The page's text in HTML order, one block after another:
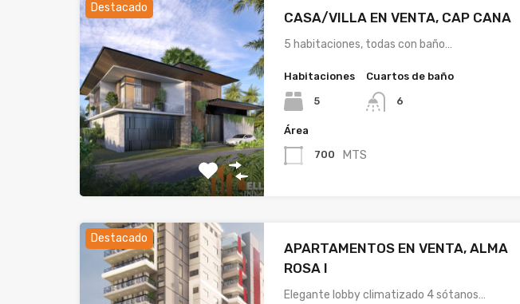
Destacado
CASA/VILLA EN VENTA, CAP CANA
5 habitaciones, todas con baño…
Habitaciones
5
Cuartos de baño
6
Área
700 MTS
Destacado
APARTAMENTOS EN VENTA, ALMA
ROSA I
Elegante lobby climatizado 4 sótanos…